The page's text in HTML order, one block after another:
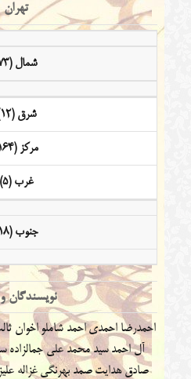
تهران
شمال (73)
شرق (12)
مرکز (164)
غرب (5)
جنوب (18)
نویسندگان
احمدرضا احمدیاحمد شاملو اخوان
آل احمدسید محمد علی جمالزاده
صادق هدایتصمد بهرنگی غزاله